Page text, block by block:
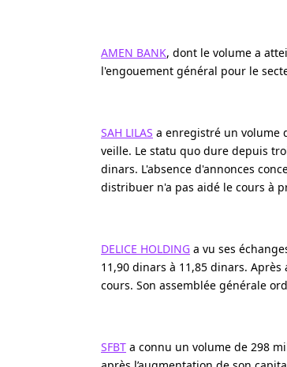
AMEN BANK, dont le volume a
l'engouement général pour le
SAH LILAS a enregistré un volume
veille. Le statu quo dure depuis
dinars. L'absence d'annonces
distribuer n'a pas aidé le cours à
DELICE HOLDING a vu ses
11,90 dinars à 11,85 dinars.
cours. Son assemblée générale
SFBT a connu un volume de 298